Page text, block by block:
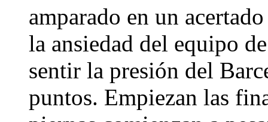
amparado en un
la ansiedad del equipo
sentir la presión del
puntos. Empiezan las